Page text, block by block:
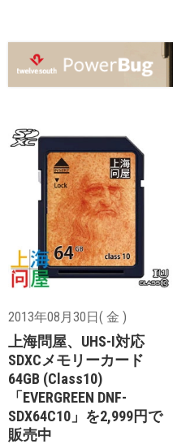
2013年08月30日( 金 )
上海問屋、UHS-I対応
SDXCメモリーカード
64GB (Class10)
「EVERGREEN DNF-
SDX64C10」を2,999円で
販売中